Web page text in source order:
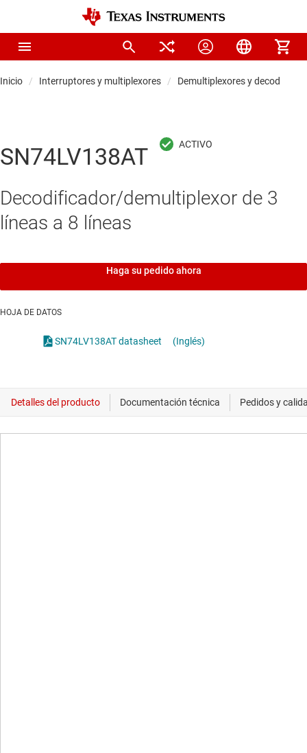
Inicio Interruptores y multiplexores Demultiplexores y
SN74LV138AT
Decodificador/demultiplexor de 3
líneas a 8 líneas
Haga su pedido ahora
HOJA DE DATOS
SN74LV138AT datasheet (Inglés)